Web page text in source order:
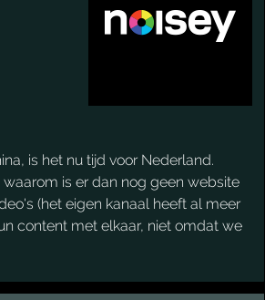
is het nu tijd voor Nederland.
is er dan nog geen website
(het eigen kanaal heeft al meer
content met elkaar, niet omdat we